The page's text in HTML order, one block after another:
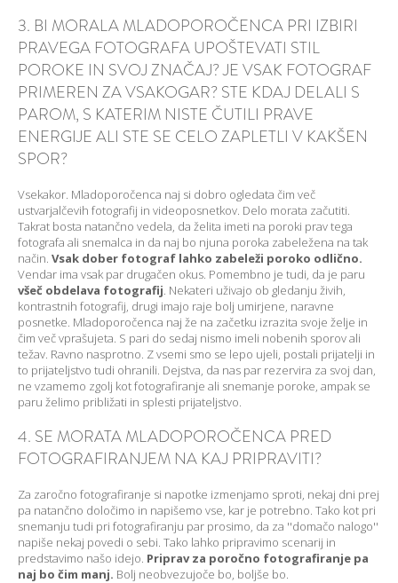
3. BI MORALA MLADOPOROČENCA PRI IZBIRI
PRAVEGA FOTOGRAFA UPOŠTEVATI STIL
POROKE IN SVOJ ZNAČAJ? JE VSAK FOTOGRAF
PRIMEREN ZA VSAKOGAR? STE KDAJ DELALI S
PAROM, S KATERIM NISTE ČUTILI PRAVE
ENERGIJE ALI STE SE CELO ZAPLETLI V KAKŠEN
SPOR?
Vsekakor. Mladoporočenca naj si dobro ogledata čim več
ustvarjalčevih fotografij in videoposnetkov. Delo morata začutiti.
Takrat bosta natančno vedela, da želita imeti na poroki prav tega
fotografa ali snemalca in da naj bo njuna poroka zabeležena na tak
način. Vsak dober fotograf lahko zabeleži poroko odlično.
Vendar ima vsak par drugačen okus. Pomembno je tudi, da je paru
všeč obdelava fotografij. Nekateri uživajo ob gledanju živih,
kontrastnih fotografij, drugi imajo raje bolj umirjene, naravne
posnetke. Mladoporočenca naj že na začetku izrazita svoje želje in
čim več vprašujeta. S pari do sedaj nismo imeli nobenih sporov ali
težav. Ravno nasprotno. Z vsemi smo se lepo ujeli, postali prijatelji in
to prijateljstvo tudi ohranili. Dejstva, da nas par rezervira za svoj dan,
ne vzamemo zgolj kot fotografiranje ali snemanje poroke, ampak se
paru želimo približati in splesti prijateljstvo.
4. SE MORATA MLADOPOROČENCA PRED
FOTOGRAFIRANJEM NA KAJ PRIPRAVITI?
Za zaročno fotografiranje si napotke izmenjamo sproti, nekaj dni prej
pa natančno določimo in napišemo vse, kar je potrebno. Tako kot pri
snemanju tudi pri fotografiranju par prosimo, da za ''domačo nalogo''
napiše nekaj povedi o sebi. Tako lahko pripravimo scenarij in
predstavimo našo idejo. Priprav za poročno fotografiranje pa
naj bo čim manj. Bolj neobvezujoče bo, boljše bo.